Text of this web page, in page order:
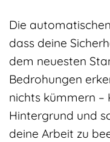
Die
dass deine
dem neuesten
Bedrohungen
nichts kümmern –
Hintergrund und
deine Arbeit zu